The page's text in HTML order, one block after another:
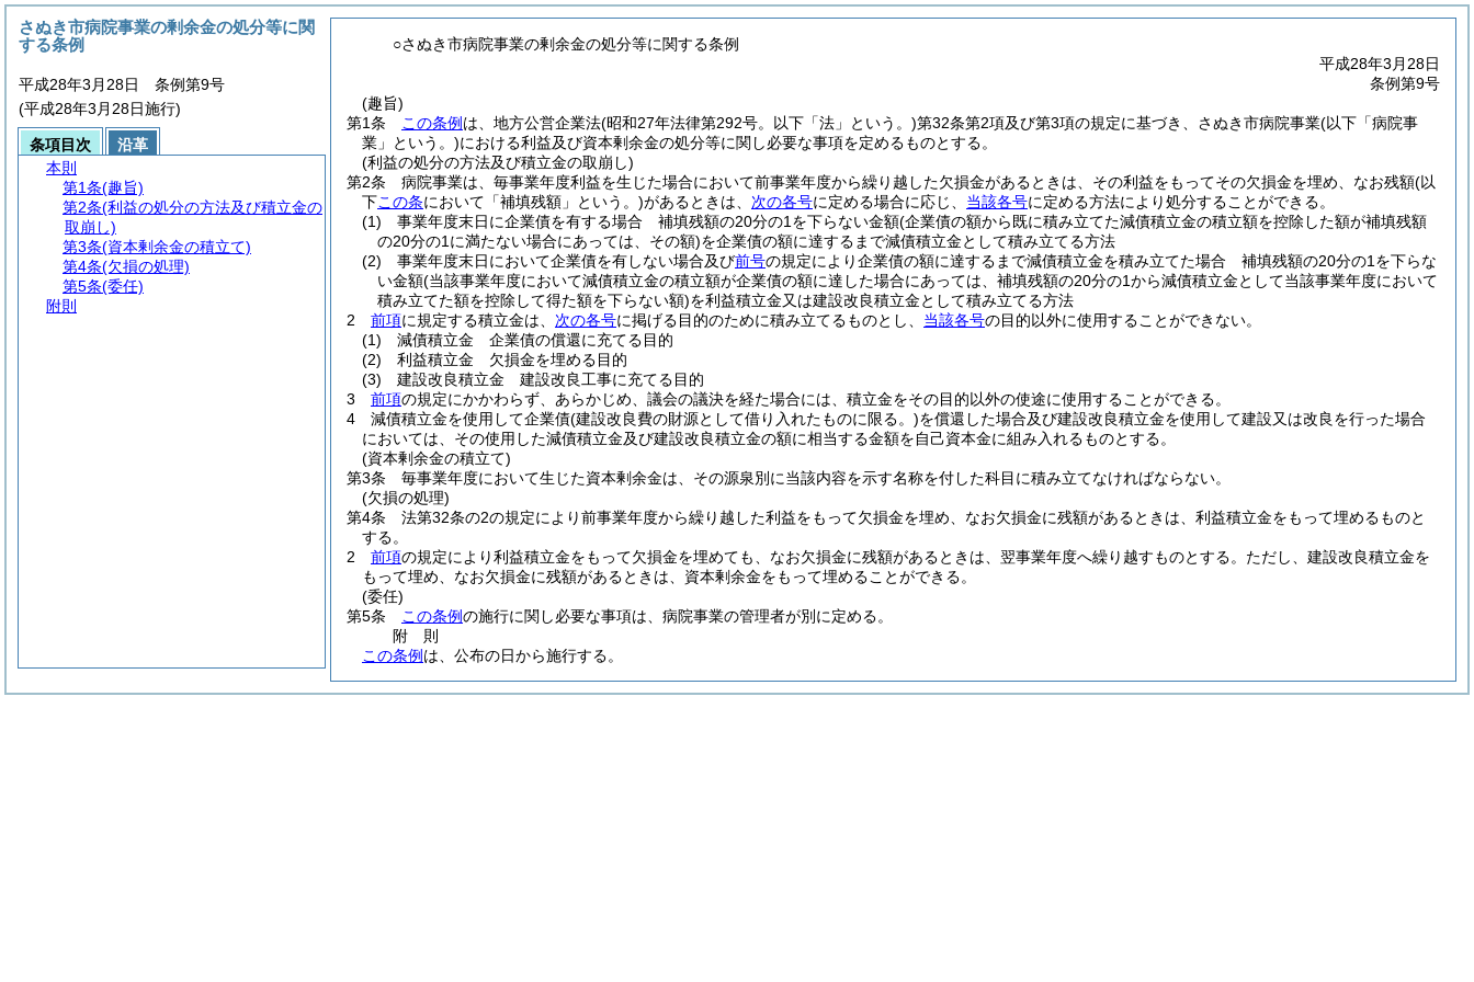
○さぬき市病院事業の剰余金の処分等に関する条例
平成28年3月28日
条例第9号
(趣旨)
第1条
この条例 は、地方公営企業法(昭和27年法律第292号。以下「法」という。)第32条第2項及び第3項の規定に基づき、さぬき市病院事業(以下「病院事
業」という。)における利益及び資本剰余金の処分等に関し必要な事項を定めるものとする。
(利益の処分の方法及び積立金の取崩し)
第2条
病院事業は、毎事業年度利益を生じた場合において前事業年度から繰り越した欠損金があるときは、その利益をもってその欠損金を埋め、なお残額(以
下この条において「補填残額」という。)があるときは、 次の各号に定める場合に応じ、 当該各号に定める方法により処分することができる。
(1)
事業年度末日に企業債を有する場合 補填残額の20分の1を下らない金額(企業債の額から既に積み立てた減債積立金の積立額を控除した額が補填残額
の20分の1に満たない場合にあっては、その額)を企業債の額に達するまで減債積立金として積み立てる方法
(2)
事業年度末日において企業債を有しない場合及び前号の規定により企業債の額に達するまで減債積立金を積み立てた場合 補填残額の20分の1を下らな
い金額(当該事業年度において減債積立金の積立額が企業債の額に達した場合にあっては、補填残額の20分の1から減債積立金として当該事業年度において
積み立てた額を控除して得た額を下らない額)を利益積立金又は建設改良積立金として積み立てる方法
2
前項に規定する積立金は、 次の各号に掲げる目的のために積み立てるものとし、 当該各号の目的以外に使用することができない。
(1)
減債積立金 企業債の償還に充てる目的
(2)
利益積立金 欠損金を埋める目的
(3)
建設改良積立金 建設改良工事に充てる目的
3
前項の規定にかかわらず、あらかじめ、議会の議決を経た場合には、積立金をその目的以外の使途に使用することができる。
4
減債積立金を使用して企業債(建設改良費の財源として借り入れたものに限る。)を償還した場合及び建設改良積立金を使用して建設又は改良を行った場合
においては、その使用した減債積立金及び建設改良積立金の額に相当する金額を自己資本金に組み入れるものとする。
(資本剰余金の積立て)
第3条
毎事業年度において生じた資本剰余金は、その源泉別に当該内容を示す名称を付した科目に積み立てなければならない。
(欠損の処理)
第4条
法第32条の2の規定により前事業年度から繰り越した利益をもって欠損金を埋め、なお欠損金に残額があるときは、利益積立金をもって埋めるものと
する。
2
前項の規定により利益積立金をもって欠損金を埋めても、なお欠損金に残額があるときは、翌事業年度へ繰り越すものとする。 ただし、建設改良積立金を
もって埋め、なお欠損金に残額があるときは、資本剰余金をもって埋めることができる。
(委任)
第5条
この条例の施行に関し必要な事項は、病院事業の管理者が別に定める。
附 則
この条例 は、公布の日から施行する。
さぬき市病院事業の剰余金の処分等に関
する条例
平成28年3月28日 条例第9号
(平成28年3月28日施行)
条項目次
沿革
本則
第1条(趣旨)
第2条(利益の処分の方法及び積立金の
取崩し)
第3条(資本剰余金の積立て)
第4条(欠損の処理)
第5条(委任)
附則